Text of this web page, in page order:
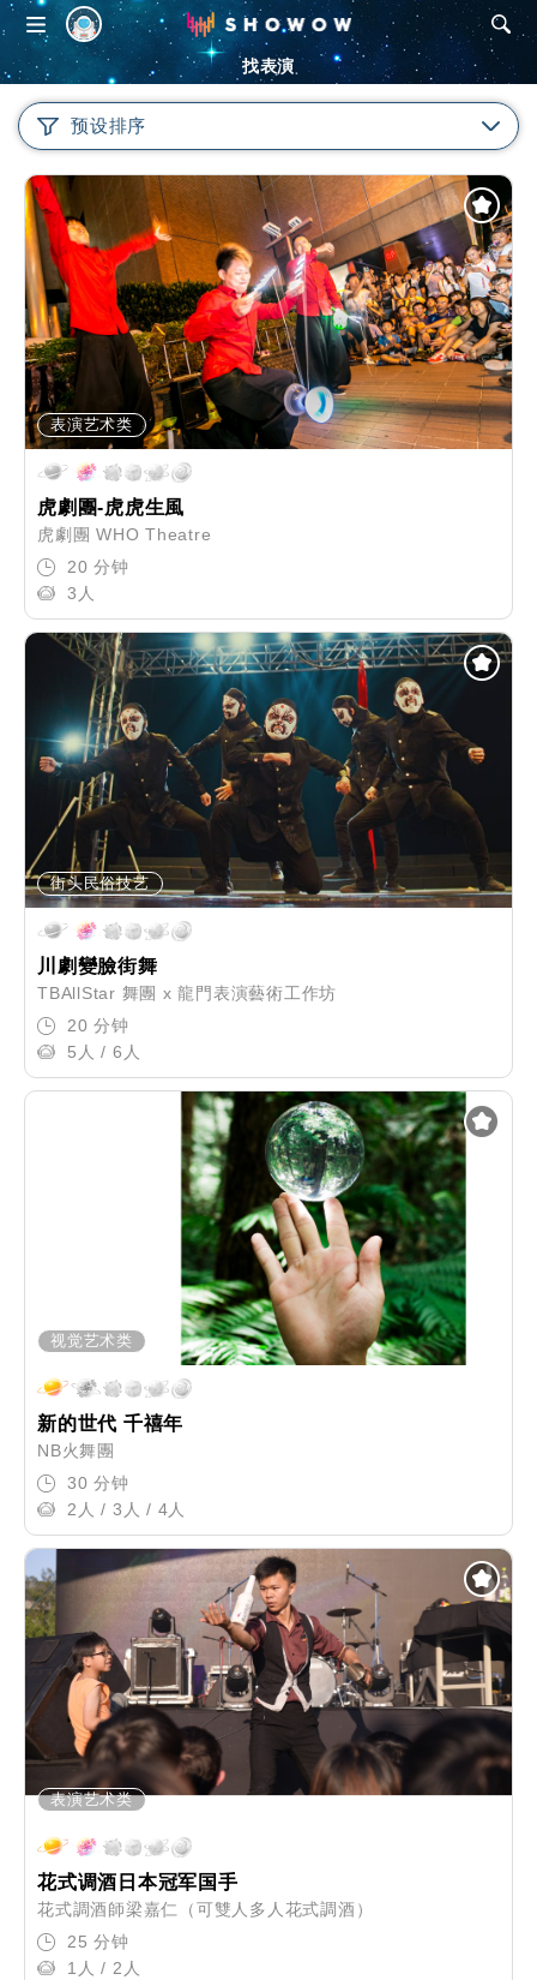
找表演
预设排序
表演艺术类
虎劇團-虎虎生風
虎劇團 WHO Theatre
20 分钟
3人
街头民俗技艺
川劇變臉街舞
TBAllStar 舞團 x 龍門表演藝術工作坊
20 分钟
5人 / 6人
视觉艺术类
新的世代 千禧年
NB火舞團
30 分钟
2人 / 3人 / 4人
表演艺术类
花式调酒日本冠军国手
花式調酒師梁嘉仁（可雙人多人花式調酒）
25 分钟
1人 / 2人